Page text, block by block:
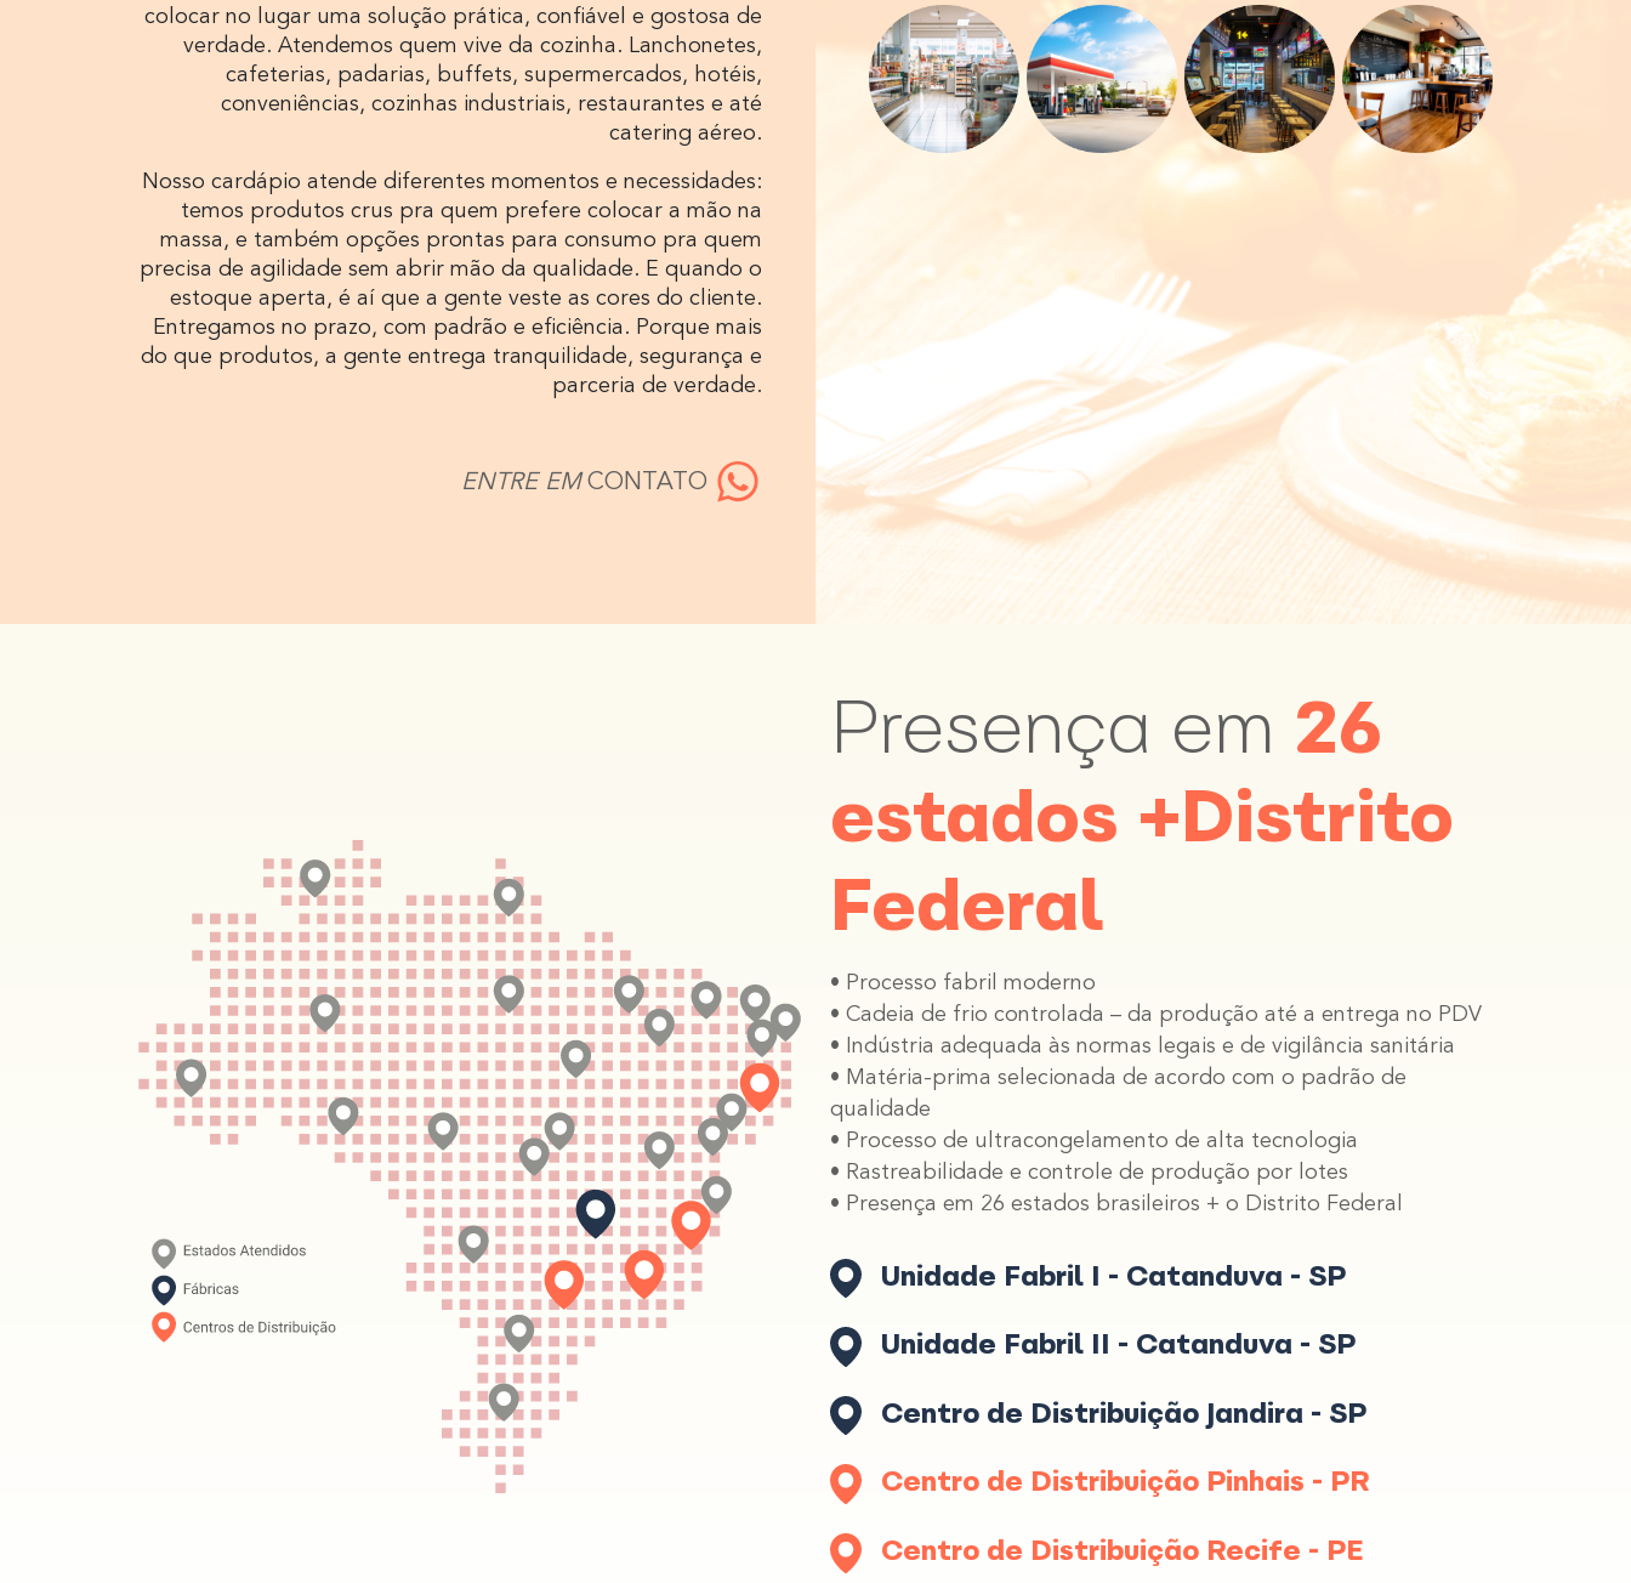
colocar no lugar uma solução prática, confiável e gostosa de
verdade. Atendemos quem vive da cozinha. Lanchonetes,
cafeterias, padarias, buffets, supermercados, hotéis,
conveniências, cozinhas industriais, restaurantes e até
catering aéreo.
Nosso cardápio atende diferentes momentos e necessidades:
temos produtos crus pra quem prefere colocar a mão na
massa, e também opções prontas para consumo pra quem
precisa de agilidade sem abrir mão da qualidade. E quando o
estoque aperta, é aí que a gente veste as cores do cliente.
Entregamos no prazo, com padrão e eficiência. Porque mais
do que produtos, a gente entrega tranquilidade, segurança e
parceria de verdade.
ENTRE EM CONTATO
Presença em 26
estados +Distrito
Federal
• Processo fabril moderno
• Cadeia de frio controlada – da produção até a entrega no PDV
• Indústria adequada às normas legais e de vigilância sanitária
• Matéria-prima selecionada de acordo com o padrão de
qualidade
• Processo de ultracongelamento de alta tecnologia
• Rastreabilidade e controle de produção por lotes
• Presença em 26 estados brasileiros + o Distrito Federal
Unidade Fabril I - Catanduva - SP
Unidade Fabril II - Catanduva - SP
Centro de Distribuição Jandira - SP
Centro de Distribuição Pinhais - PR
Centro de Distribuição Recife - PE